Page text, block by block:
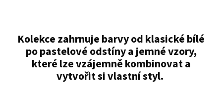
Kolekce zahrnuje barvy od klasické bílé
po pastelové odstíny a jemné vzory,
které lze vzájemně kombinovat a
vytvořit si vlastní styl.